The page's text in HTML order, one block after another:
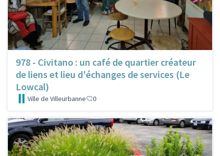
978 - Civitano : un café de quartier créateur
de liens et lieu d'échanges de services (Le
Lowcal)
Ville de Villeurbanne 0